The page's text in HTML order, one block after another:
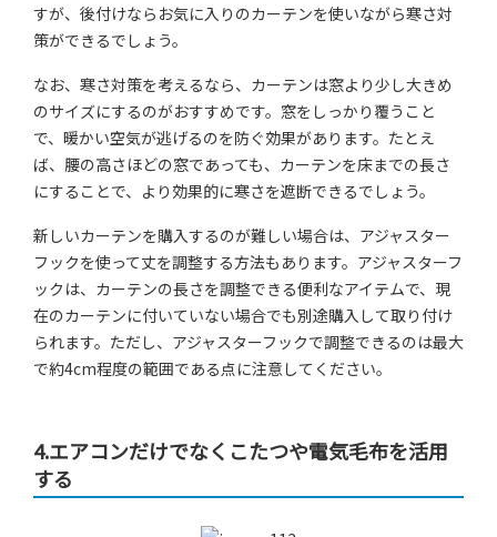
すが、後付けならお気に入りのカーテンを使いながら寒さ対
策ができるでしょう。
なお、寒さ対策を考えるなら、カーテンは窓より少し大きめ
のサイズにするのがおすすめです。窓をしっかり覆うこと
で、暖かい空気が逃げるのを防ぐ効果があります。たとえ
ば、腰の高さほどの窓であっても、カーテンを床までの長さ
にすることで、より効果的に寒さを遮断できるでしょう。
新しいカーテンを購入するのが難しい場合は、アジャスター
フックを使って丈を調整する方法もあります。アジャスターフ
ックは、カーテンの長さを調整できる便利なアイテムで、現
在のカーテンに付いていない場合でも別途購入して取り付け
られます。ただし、アジャスターフックで調整できるのは最大
で約4cm程度の範囲である点に注意してください。
4.エアコンだけでなくこたつや電気毛布を活用
する